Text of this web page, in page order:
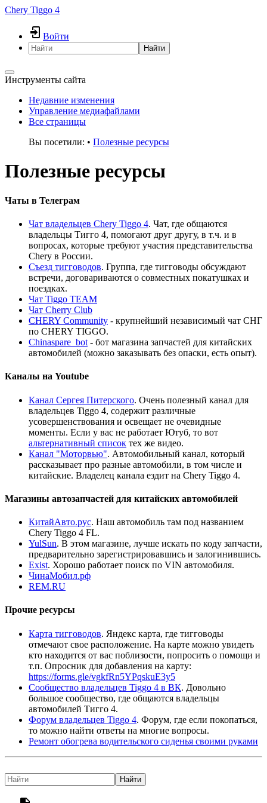
Chery Tiggo 4
Войти
Найти
Инструменты сайта
Недавние изменения
Управление медиафайлами
Все страницы
Вы посетили: • Полезные ресурсы
Полезные ресурсы
Чаты в Телеграм
Чат владельцев Chery Tiggo 4. Чат, где общаются
владельцы Тигго 4, помогают друг другу, в т.ч. и в
вопросах, которые требуют участия представительства
Chery в России.
Съезд тигговодов. Группа, где тигговоды обсуждают
встречи, договариваются о совместных покатушках и
поездках.
Чат Tiggo TEAM
Чат Cherry Club
CHERY Community - крупнейший независимый чат СНГ
по CHERY TIGGO.
Chinaspare_bot - бот магазина запчастей для китайских
автомобилей (можно заказывать без опаски, есть опыт).
Каналы на Youtube
Канал Сергея Питерского. Очень полезный канал для
владельцев Tiggo 4, содержит различные
усовершенствования и освещает не очевидные
моменты. Если у вас не работает Ютуб, то вот
альтернативный список тех же видео.
Канал "Моторвью". Автомобильный канал, который
рассказывает про разные автомобили, в том числе и
китайские. Владелец канала ездит на Chery Tiggo 4.
Магазины автозапчастей для китайских автомобилей
КитайАвто.рус. Наш автомобиль там под названием
Chery Tiggo 4 FL.
YulSun. В этом магазине, лучше искать по коду запчасти,
предварительно зарегистрировавшись и залогинившись.
Exist. Хорошо работает поиск по VIN автомобиля.
ЧинаМобил.рф
REM.RU
Прочие ресурсы
Карта тигговодов. Яндекс карта, где тигговоды
отмечают свое расположение. На карте можно увидеть
кто находится от вас поблизости, попросить о помощи и
т.п. Опросник для добавления на карту:
https://forms.gle/vgkfRn5YPqskuE3y5
Сообщество владельцев Tiggo 4 в ВК. Довольно
большое сообщество, где общаются владельцы
автомобилей Тигго 4.
Форум владельцев Tiggo 4. Форум, где если покопаться,
то можно найти ответы на многие вопросы.
Ремонт обогрева водительского сиденья своими руками
Найти